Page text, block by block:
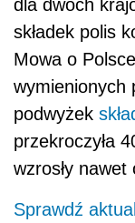
dla dwóch
składek polis
Mowa o
wymienionych
podwyżek
przekroczyła
wzrosły
Sprawdź